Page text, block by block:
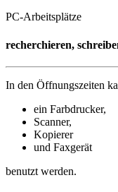
PC-Arbeitsplätze
recherchieren,
In den Öffnungszeiten
ein Farbdrucker,
Scanner,
Kopierer
und Faxgerät
benutzt werden.